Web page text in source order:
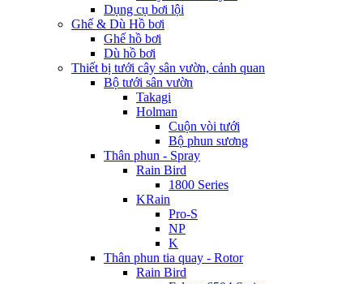
Dụng cụ bơi lội
Ghế & Dù Hồ bơi
Ghế hồ bơi
Dù hồ bơi
Thiết bị tưới cây sân vườn, cảnh quan
Bộ tưới sân vườn
Takagi
Holman
Cuộn vòi tưới
Bộ phun sương
Thân phun - Spray
Rain Bird
1800 Series
KRain
Pro-S
NP
K
Thân phun tia quay - Rotor
Rain Bird